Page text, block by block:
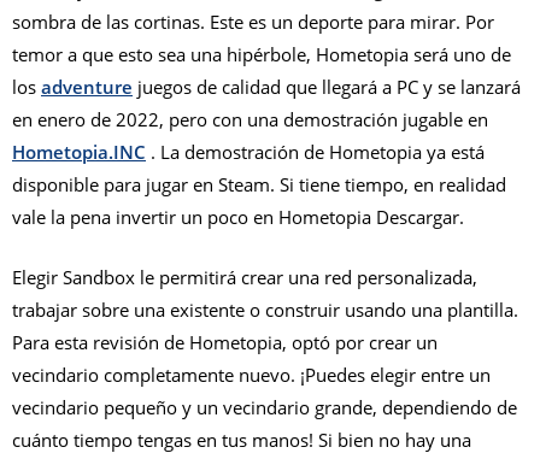
sombra de las cortinas. Este es un deporte para mirar. Por
temor a que esto sea una hipérbole, Hometopia será uno de
los adventure juegos de calidad que llegará a PC y se lanzará
en enero de 2022, pero con una demostración jugable en
Hometopia.INC . La demostración de Hometopia ya está
disponible para jugar en Steam. Si tiene tiempo, en realidad
vale la pena invertir un poco en Hometopia Descargar.
Elegir Sandbox le permitirá crear una red personalizada,
trabajar sobre una existente o construir usando una plantilla.
Para esta revisión de Hometopia, optó por crear un
vecindario completamente nuevo. ¡Puedes elegir entre un
vecindario pequeño y un vecindario grande, dependiendo de
cuánto tiempo tengas en tus manos! Si bien no hay una